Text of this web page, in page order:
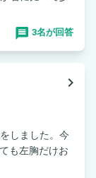
3名が回答
navigate_next
しました。今
も左胸だけお